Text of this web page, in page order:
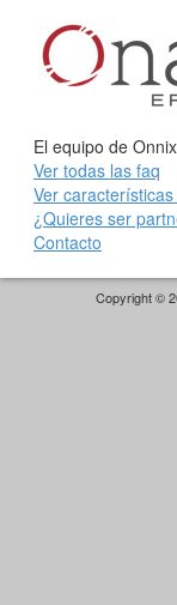
El equipo de
Ver todas las faq
Ver
¿Quieres ser
Contacto
Copyright ©